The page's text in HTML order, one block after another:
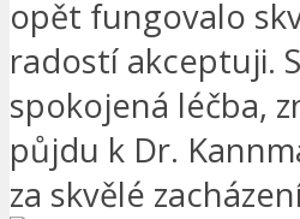
opět fungovalo
radostí akceptuji.
spokojená léčba,
půjdu k Dr.
za skvělé